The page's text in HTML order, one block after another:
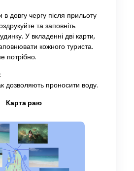
довгу чергу після прильоту
та заповніть
У вкладенні дві карти,
кожного туриста.
потрібно.
дозволяють проносити воду.
Карта раю